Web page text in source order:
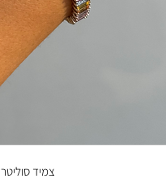
צמיד סוליטר מכסף